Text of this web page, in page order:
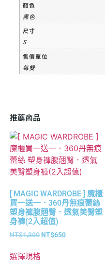
顏色
黑色
尺寸
S
售價單位
每雙
推薦商品
[ MAGIC WARDROBE ] 魔櫃
買一送一．360丹無痕蕾絲
塑身褲腹翹臀．透氣美臀塑
身褲(2入超值)
NT$1,300 NT$650
選擇規格